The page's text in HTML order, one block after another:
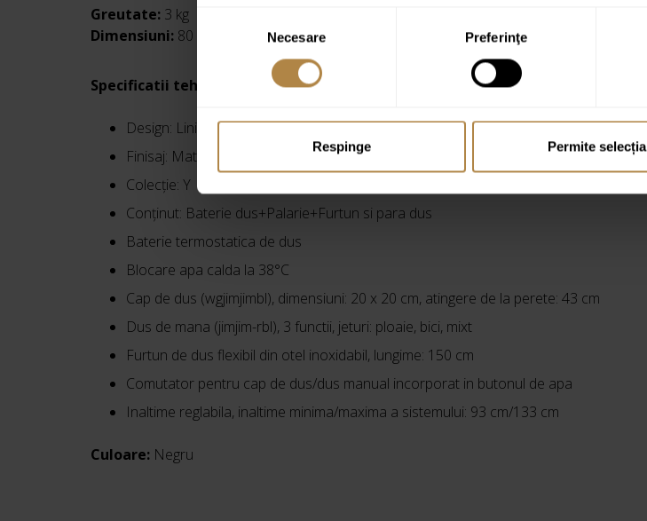
consimțământului
Necesare Preferinţe
Respinge Permite selecția
Greutate: 3 kg
Dimensiuni: 80 × 15 × 10 cm
Specificatii tehnice:
Design: Linii rotunjite
Finisaj: Mat
Colecție: Y
Conținut: Baterie dus+Palarie+Furtun si para dus
Baterie termostatica de dus
Blocare apa calda la 38°C
Cap de dus (wgjimjimbl), dimensiuni: 20 x 20 cm, atingere de la perete: 43 cm
Dus de mana (jimjim-rbl), 3 functii, jeturi: ploaie, bici, mixt
Furtun de dus flexibil din otel inoxidabil, lungime: 150 cm
Comutator pentru cap de dus/dus manual incorporat in butonul de apa
Inaltime reglabila, inaltime minima/maxima a sistemului: 93 cm/133 cm
Culoare: Negru